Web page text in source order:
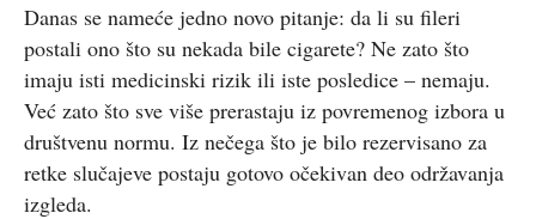
Danas se nameće jedno novo pitanje: da li su fileri
postali ono što su nekada bile cigarete? Ne zato što
imaju isti medicinski rizik ili iste posledice – nemaju.
Već zato što sve više prerastaju iz povremenog izbora u
društvenu normu. Iz nečega što je bilo rezervisano za
retke slučajeve postaju gotovo očekivan deo održavanja
izgleda.